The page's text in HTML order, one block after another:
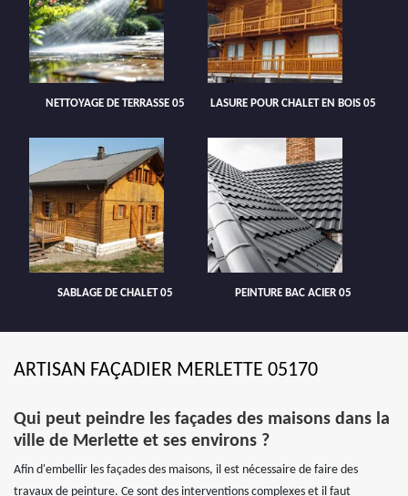
NETTOYAGE DE TERRASSE 05 LASURE POUR CHALET EN BOIS 05
SABLAGE DE CHALET 05 PEINTURE BAC ACIER 05
ARTISAN FAÇADIER MERLETTE 05170
Qui peut peindre les façades des maisons dans la
ville de Merlette et ses environs ?
Afin d'embellir les façades des maisons, il est nécessaire de faire des
travaux de peinture. Ce sont des interventions complexes et il faut